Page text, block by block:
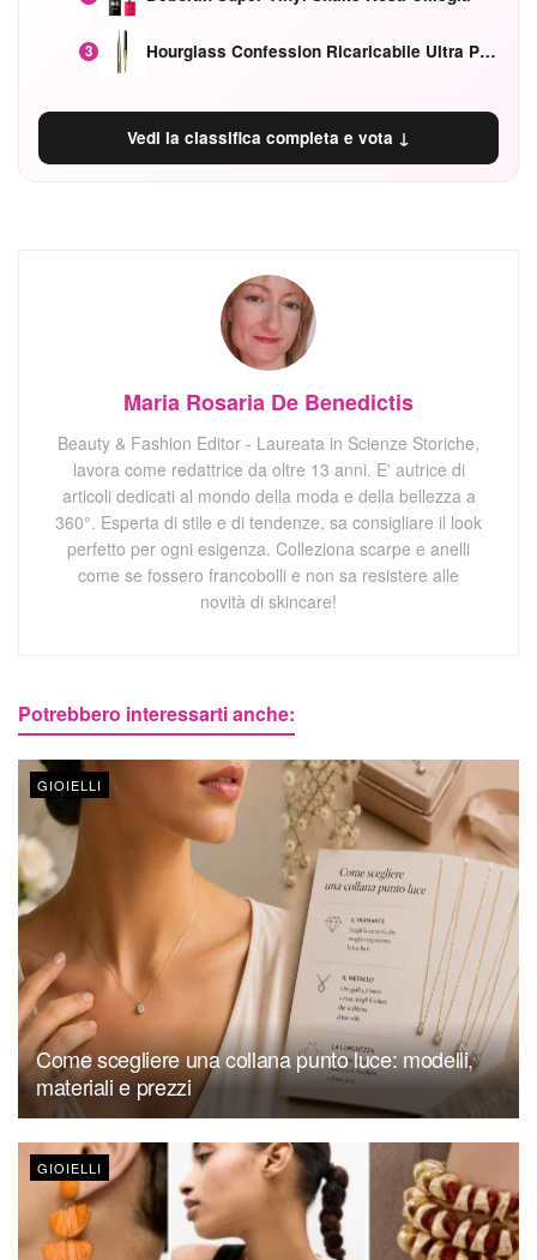
3 Hourglass Confession Ricaricabile Ultra Preciso Ad Alta Intensità Secretly Classic Red
Vedi la classifica completa e vota ↓
Maria Rosaria De Benedictis
Beauty & Fashion Editor - Laureata in Scienze Storiche,
lavora come redattrice da oltre 13 anni. E' autrice di
articoli dedicati al mondo della moda e della bellezza a
360°. Esperta di stile e di tendenze, sa consigliare il look
perfetto per ogni esigenza. Colleziona scarpe e anelli
come se fossero francobolli e non sa resistere alle
novità di skincare!
Potrebbero interessarti anche:
GIOIELLI
Come scegliere una collana punto luce: modelli,
materiali e prezzi
GIOIELLI